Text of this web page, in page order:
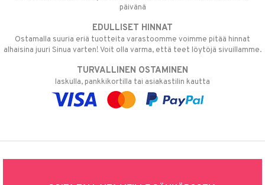
päivänä
EDULLISET HINNAT
Ostamalla suuria eriä tuotteita varastoomme voimme pitää hinnat
alhaisina juuri Sinua varten! Voit olla varma, että teet löytöjä sivuillamme.
TURVALLINEN OSTAMINEN
laskulla, pankkikortilla tai asiakastilin kautta